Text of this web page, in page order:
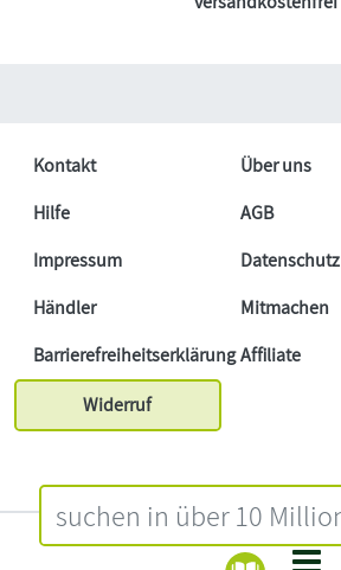
Kontakt
Über uns
Hilfe
AGB
Impressum
Datenschutz
Händler
Mitmachen
BarrierefreiheitserklärungAffiliate
Widerruf